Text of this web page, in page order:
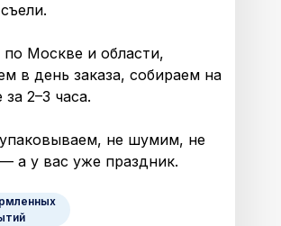
по Москве и области,
в день заказа, собираем на
2–3 часа.
не шумим, не
а у вас уже праздник.